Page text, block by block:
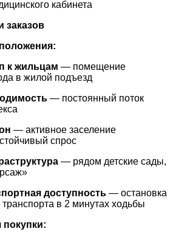
кабинета
заказов
к жильцам — помещение
в жилой подъезд
— постоянный поток
— активное заселение
спрос
— рядом детские сады,
доступность — остановка
в 2 минутах ходьбы